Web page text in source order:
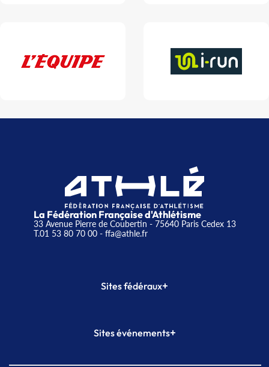
La Fédération Française d'Athlétisme
33 Avenue Pierre de Coubertin - 75640 Paris Cedex 13
T.01 53 80 70 00- ffa@athle.fr
Sites fédéraux+
Plateforme Formation
Sites événements+